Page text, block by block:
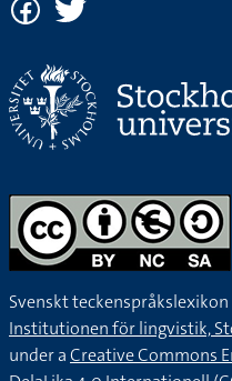
Svenskt teckenspråkslexikon
Institutionen för lingvistik,
under aCreative Commons